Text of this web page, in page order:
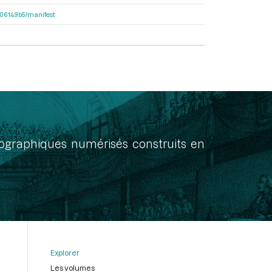
manifest
numérisés construits en
Explorer
Les volumes